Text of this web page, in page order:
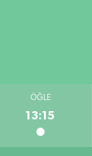
ÖĞLE
13:15